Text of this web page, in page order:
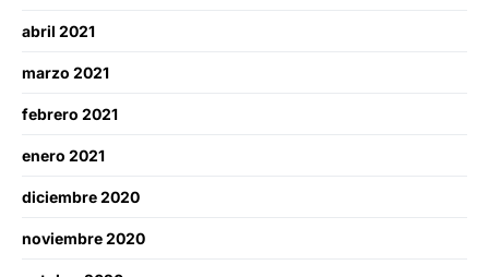
abril 2021
marzo 2021
febrero 2021
enero 2021
diciembre 2020
noviembre 2020